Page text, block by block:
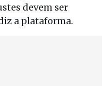
devem ser
a plataforma.